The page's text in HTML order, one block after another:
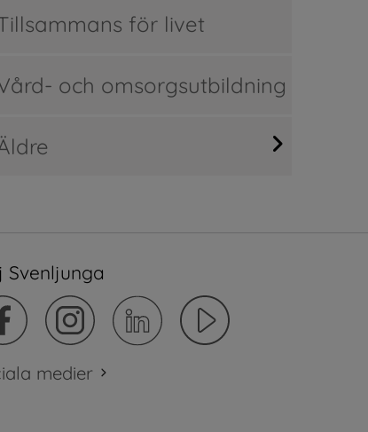
för livet
och omsorgsutbildning
Svenljunga
medier